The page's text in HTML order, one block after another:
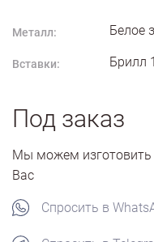
Металл: Белое
Вставки: Брилл
Под заказ
Мы можем изготовить
Вас
Спросить в